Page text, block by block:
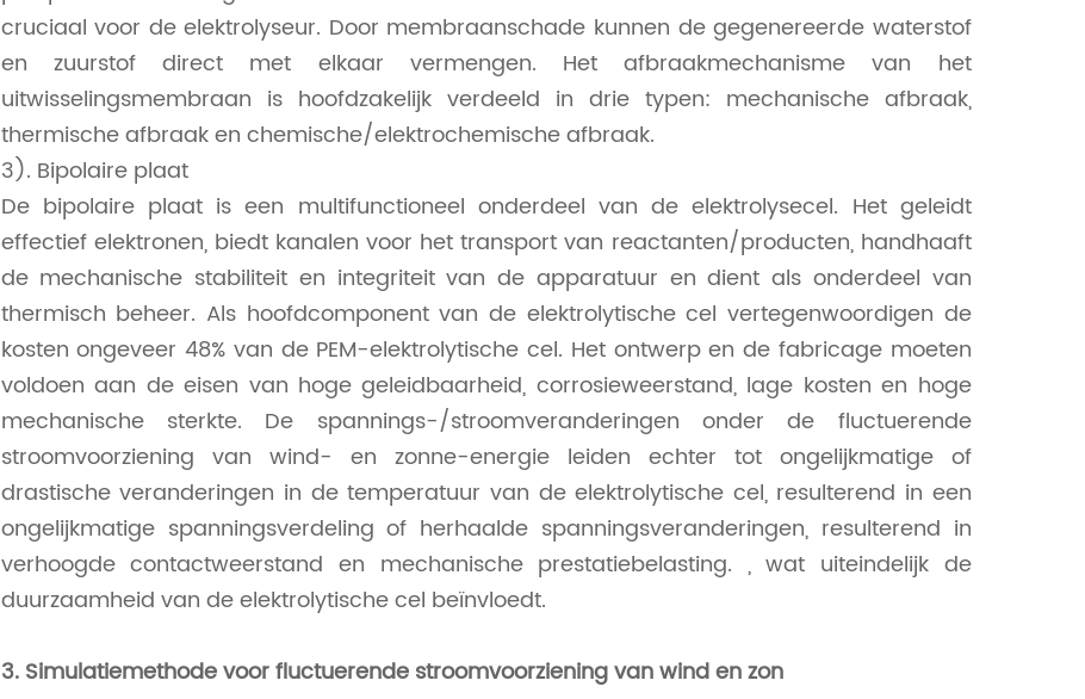
cruciaal voor de elektrolyseur. Door membraanschade kunnen de gegenereerde waterstof
en zuurstof direct met elkaar vermengen. Het afbraakmechanisme van het
uitwisselingsmembraan is hoofdzakelijk verdeeld in drie typen: mechanische afbraak,
thermische afbraak en chemische/elektrochemische afbraak.
3). Bipolaire plaat
De bipolaire plaat is een multifunctioneel onderdeel van de elektrolysecel. Het geleidt
effectief elektronen, biedt kanalen voor het transport van reactanten/producten, handhaaft
de mechanische stabiliteit en integriteit van de apparatuur en dient als onderdeel van
thermisch beheer. Als hoofdcomponent van de elektrolytische cel vertegenwoordigen de
kosten ongeveer 48% van de PEM-elektrolytische cel. Het ontwerp en de fabricage moeten
voldoen aan de eisen van hoge geleidbaarheid, corrosieweerstand, lage kosten en hoge
mechanische sterkte. De spannings-/stroomveranderingen onder de fluctuerende
stroomvoorziening van wind- en zonne-energie leiden echter tot ongelijkmatige of
drastische veranderingen in de temperatuur van de elektrolytische cel, resulterend in een
ongelijkmatige spanningsverdeling of herhaalde spanningsveranderingen, resulterend in
verhoogde contactweerstand en mechanische prestatiebelasting. , wat uiteindelijk de
duurzaamheid van de elektrolytische cel beïnvloedt.
3. Simulatiemethode voor fluctuerende stroomvoorziening van wind en zon